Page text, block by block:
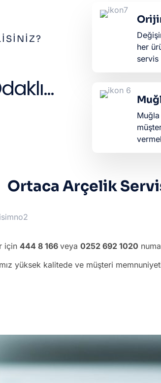
her
servis
Ortaca Arçelik
için 444 8 166 veya 0252 692 1020
yüksek kalitede ve müşteri